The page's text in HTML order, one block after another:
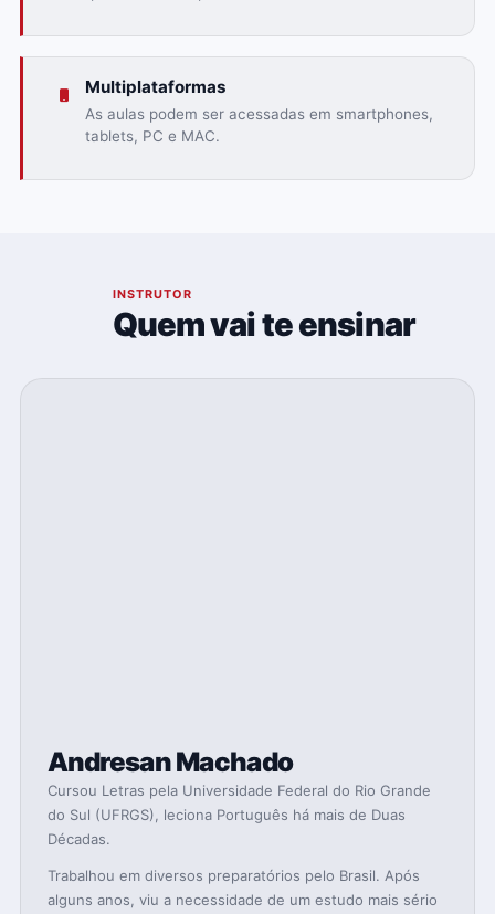
Multiplataformas
As aulas podem ser acessadas em smartphones,
tablets, PC e MAC.
INSTRUTOR
Quem vai te ensinar
Andresan Machado
Cursou Letras pela Universidade Federal do Rio Grande
do Sul (UFRGS), leciona Português há mais de Duas
Décadas.
Trabalhou em diversos preparatórios pelo Brasil. Após
alguns anos, viu a necessidade de um estudo mais sério